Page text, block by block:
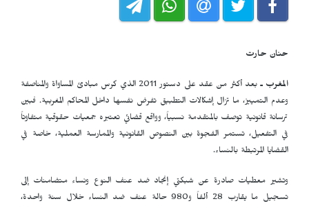
حنان حارت
المغرب ـ
بعد أكثر من عقد على دستور 2011 الذي كرس مبادئ المساواة والمناصفة
وعدم التمييز، ما تزال إشكالات التطبيق تفرض نفسها داخل المحاكم المغربية. فبين
ترسانة قانونية توصف بالمتقدمة نسبياً، وواقع قضائي تعتبره جمعيات حقوقية متفاوتاً
في التفعيل، تستمر الفجوة بين النصوص القانونية والممارسة العملية، خاصة في
القضايا المرتبطة بالنساء.
وتشير معطيات صادرة عن شبكتي إنجاد ضد عنف النوع ونساء متضامنات إلى
تسجيل ما يقارب 28 ألفاً و980 حالة عنف ضد النساء خلال سنة واحدة،